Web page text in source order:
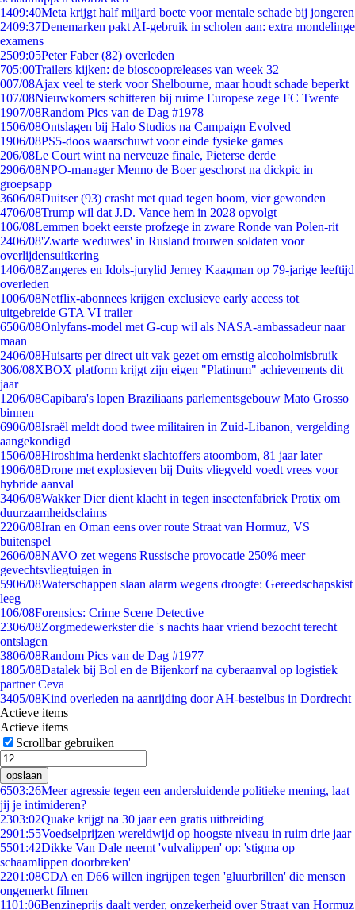
1409:40Meta krijgt half miljard boete voor mentale schade bij jongeren
2409:37Denemarken pakt AI-gebruik in scholen aan: extra mondelinge
examens
2509:05Peter Faber (82) overleden
705:00Trailers kijken: de bioscoopreleases van week 32
007/08Ajax veel te sterk voor Shelbourne, maar houdt schade beperkt
107/08Nieuwkomers schitteren bij ruime Europese zege FC Twente
1907/08Random Pics van de Dag #1978
1506/08Ontslagen bij Halo Studios na Campaign Evolved
1906/08PS5-doos waarschuwt voor einde fysieke games
206/08Le Court wint na nerveuze finale, Pieterse derde
2906/08NPO-manager Menno de Boer geschorst na dickpic in
groepsapp
3606/08Duitser (93) crasht met quad tegen boom, vier gewonden
4706/08Trump wil dat J.D. Vance hem in 2028 opvolgt
106/08Lemmen boekt eerste profzege in zware Ronde van Polen-rit
2406/08'Zwarte weduwes' in Rusland trouwen soldaten voor
overlijdensuitkering
1406/08Zangeres en Idols-jurylid Jerney Kaagman op 79-jarige leeftijd
overleden
1006/08Netflix-abonnees krijgen exclusieve early access tot
uitgebreide GTA VI trailer
6506/08Onlyfans-model met G-cup wil als NASA-ambassadeur naar
maan
2406/08Huisarts per direct uit vak gezet om ernstig alcoholmisbruik
306/08XBOX platform krijgt zijn eigen "Platinum" achievements dit
jaar
1206/08Capibara's lopen Braziliaans parlementsgebouw Mato Grosso
binnen
6906/08Israël meldt dood twee militairen in Zuid-Libanon, vergelding
aangekondigd
1506/08Hiroshima herdenkt slachtoffers atoombom, 81 jaar later
1906/08Drone met explosieven bij Duits vliegveld voedt vrees voor
hybride aanval
3406/08Wakker Dier dient klacht in tegen insectenfabriek Protix om
duurzaamheidsclaims
2206/08Iran en Oman eens over route Straat van Hormuz, VS
buitenspel
2606/08NAVO zet wegens Russische provocatie 250% meer
gevechtsvliegtuigen in
5906/08Waterschappen slaan alarm wegens droogte: Gereedschapskist
leeg
106/08Forensics: Crime Scene Detective
2306/08Zorgmedewerkster die 's nachts haar vriend bezocht terecht
ontslagen
3806/08Random Pics van de Dag #1977
1805/08Datalek bij Bol en de Bijenkorf na cyberaanval op logistiek
partner Ceva
3405/08Kind overleden na aanrijding door AH-bestelbus in Dordrecht
Actieve items
Actieve items
Scrollbar gebruiken
opslaan
6503:26Meer agressie tegen een andersluidende politieke mening, laat
jij je intimideren?
2303:02Quake krijgt na 30 jaar een gratis uitbreiding
2901:55Voedselprijzen wereldwijd op hoogste niveau in ruim drie jaar
5501:42Dikke Van Dale neemt 'vulvalippen' op: 'stigma op
schaamlippen doorbreken'
2201:08CDA en D66 willen ingrijpen tegen 'gluurbrillen' die mensen
ongemerkt filmen
1101:06Benzineprijs daalt verder, onzekerheid over Straat van Hormuz